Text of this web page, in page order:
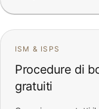
ISM & ISPS
Procedure di
gratuiti